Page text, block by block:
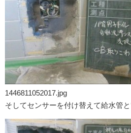
1446811052017.jpg
そしてセンサーを付け替えて給水管